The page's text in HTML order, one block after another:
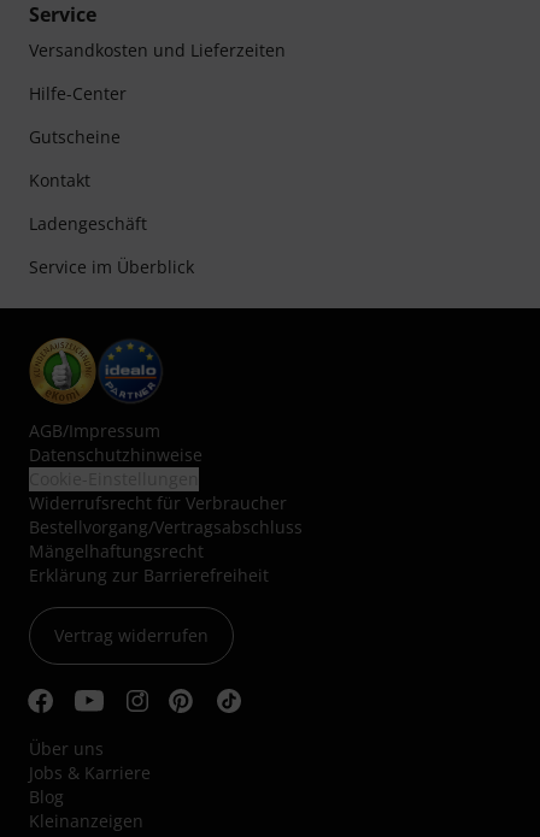
Service
Versandkosten und Lieferzeiten
Hilfe-Center
Gutscheine
Kontakt
Ladengeschäft
Service im Überblick
AGB/Impressum
Datenschutzhinweise
Widerrufsrecht für Verbraucher
Bestellvorgang/Vertragsabschluss
Mängelhaftungsrecht
Erklärung zur Barrierefreiheit
Vertrag widerrufen
Über uns
Jobs & Karriere
Blog
Kleinanzeigen